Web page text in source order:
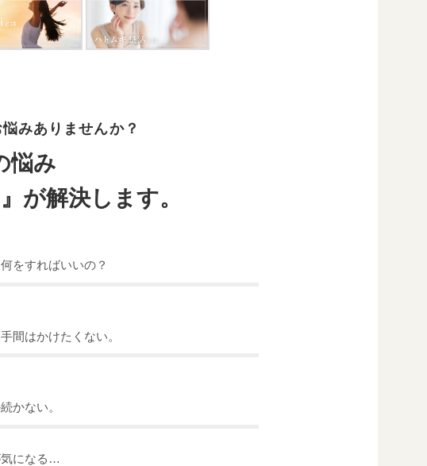
みありませんか？
悩み
が解決します。
をすればいいの？
間はかけたくない。
かない。
気になる…